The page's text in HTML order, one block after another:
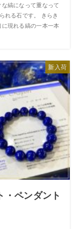
縞になって重なって
れる石です。 きらき
現れる縞の一本一本
新入荷
・ペンダント